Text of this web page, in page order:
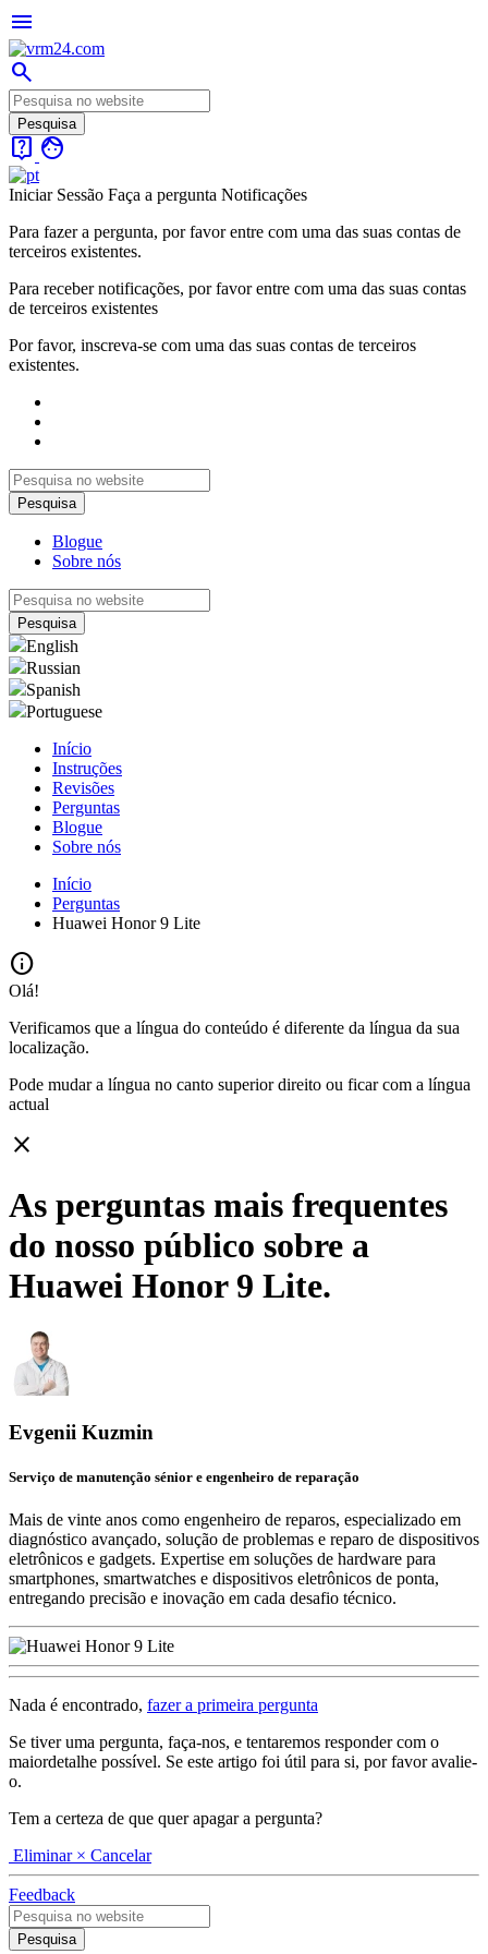
menu
search
live_help face
Iniciar Sessão Faça a pergunta Notificações
Para fazer a pergunta, por favor entre com uma das suas contas de
terceiros existentes.
Para receber notificações, por favor entre com uma das suas contas
de terceiros existentes
Por favor, inscreva-se com uma das suas contas de terceiros
existentes.
Blogue
Sobre nós
English
Russian
Spanish
Portuguese
Início
Instruções
Revisões
Perguntas
Blogue
Sobre nós
Início
Perguntas
Huawei Honor 9 Lite
info
Olá!
Verificamos que a língua do conteúdo é diferente da língua da sua
localização.
Pode mudar a língua no canto superior direito ou ficar com a língua
actual
close
As perguntas mais frequentes
do nosso público sobre a
Huawei Honor 9 Lite.
Evgenii Kuzmin
Serviço de manutenção sénior e engenheiro de reparação
Mais de vinte anos como engenheiro de reparos, especializado em
diagnóstico avançado, solução de problemas e reparo de dispositivos
eletrônicos e gadgets. Expertise em soluções de hardware para
smartphones, smartwatches e dispositivos eletrônicos de ponta,
entregando precisão e inovação em cada desafio técnico.
Nada é encontrado, fazer a primeira pergunta
Se tiver uma pergunta, faça-nos, e tentaremos responder com o
maiordetalhe possível. Se este artigo foi útil para si, por favor avalie-
o.
Tem a certeza de que quer apagar a pergunta?
Eliminar × Cancelar
Feedback